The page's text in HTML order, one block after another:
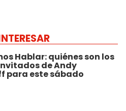
Hablar: quiénes son los
de Andy
para este sábado